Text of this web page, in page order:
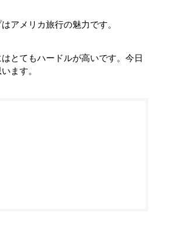
アメリカ旅行の魅力です。
とてもハードルが高いです。今日
ます。